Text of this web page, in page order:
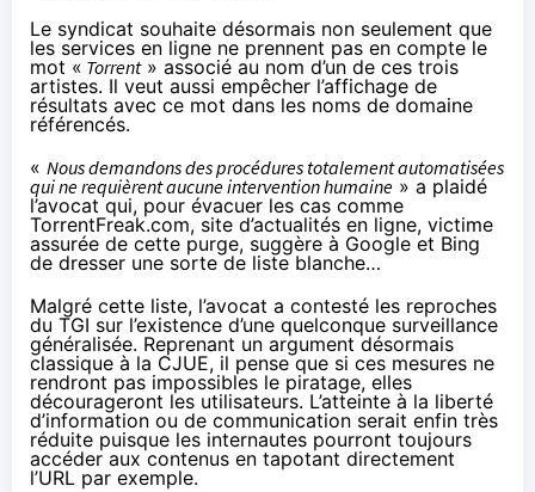
Le syndicat souhaite désormais non seulement que
les services en ligne ne prennent pas en compte le
mot « Torrent» associé au nom d’un de ces trois
artistes. Il veut aussi empêcher l’affichage de
résultats avec ce mot dans les noms de domaine
référencés.
« Nous demandons des procédures totalement automatisées
qui ne requièrent aucune intervention humaine » a plaidé
l’avocat qui, pour évacuer les cas comme
TorrentFreak.com, site d’actualités en ligne, victime
assurée de cette purge, suggère à Google et Bing
de dresser une sorte de liste blanche…
Malgré cette liste, l’avocat a contesté les reproches
du TGI sur l’existence d’une quelconque surveillance
généralisée. Reprenant un argument désormais
classique à la CJUE, il pense que si ces mesures ne
rendront pas impossibles le piratage, elles
décourageront les utilisateurs. L’atteinte à la liberté
d’information ou de communication serait enfin très
réduite puisque les internautes pourront toujours
accéder aux contenus en tapotant directement
l’URL par exemple.